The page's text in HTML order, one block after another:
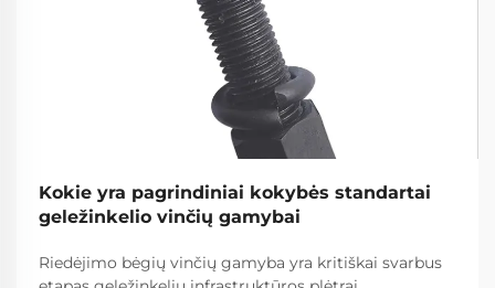
Kokie yra pagrindiniai kokybės standartai
geležinkelio vinčių gamybai
Riedėjimo bėgių vinčių gamyba yra kritiškai svarbus